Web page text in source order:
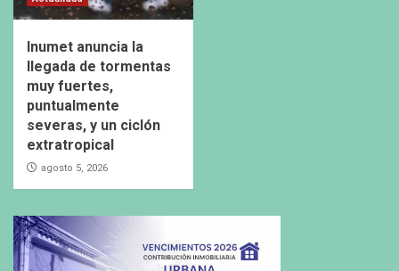
Inumet anuncia la
llegada de tormentas
muy fuertes,
puntualmente
severas, y un ciclón
extratropical
agosto 5, 2026